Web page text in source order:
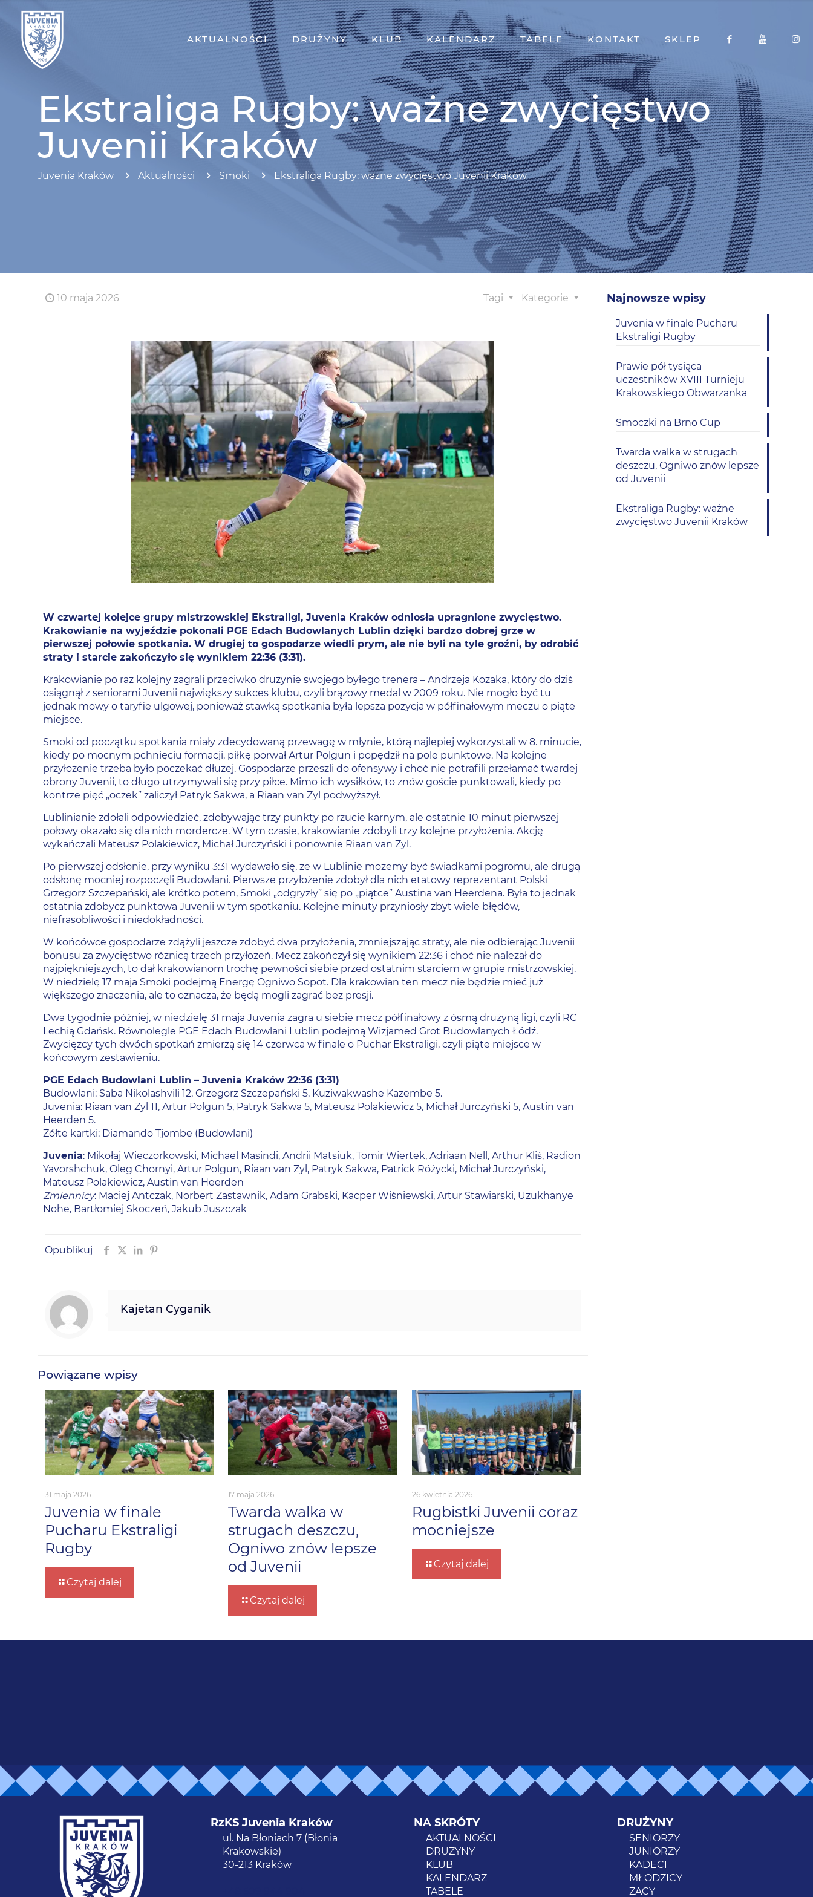
AKTUALNOŚCI DRUŻYNY KLUB KALENDARZ TABELE KONTAKT SKLEP
Ekstraliga Rugby: ważne zwycięstwo
Juvenii Kraków
Juvenia Kraków Aktualności Smoki Ekstraliga Rugby: ważne zwycięstwo Juvenii Kraków
10 maja 2026 Kategorie
Tagi
W czwartej kolejce grupy mistrzowskiej Ekstraligi, Juvenia Kraków odniosła upragnione zwycięstwo.
Krakowianie na wyjeździe pokonali PGE Edach Budowlanych Lublin dzięki bardzo dobrej grze w
pierwszej połowie spotkania. W drugiej to gospodarze wiedli prym, ale nie byli na tyle groźni, by odrobić
straty i starcie zakończyło się wynikiem 22:36 (3:31).
Krakowianie po raz kolejny zagrali przeciwko drużynie swojego byłego trenera – Andrzeja Kozaka, który do dziś
osiągnął z seniorami Juvenii największy sukces klubu, czyli brązowy medal w 2009 roku. Nie mogło być tu
jednak mowy o taryfie ulgowej, ponieważ stawką spotkania była lepsza pozycja w półfinałowym meczu o piąte
miejsce.
Smoki od początku spotkania miały zdecydowaną przewagę w młynie, którą najlepiej wykorzystali w 8. minucie,
kiedy po mocnym pchnięciu formacji, piłkę porwał Artur Polgun i popędził na pole punktowe. Na kolejne
przyłożenie trzeba było poczekać dłużej. Gospodarze przeszli do ofensywy i choć nie potrafili przełamać twardej
obrony Juvenii, to długo utrzymywali się przy piłce. Mimo ich wysiłków, to znów goście punktowali, kiedy po
kontrze pięć „oczek” zaliczył Patryk Sakwa, a Riaan van Zyl podwyższył.
Lublinianie zdołali odpowiedzieć, zdobywając trzy punkty po rzucie karnym, ale ostatnie 10 minut pierwszej
połowy okazało się dla nich mordercze. W tym czasie, krakowianie zdobyli trzy kolejne przyłożenia. Akcję
wykańczali Mateusz Polakiewicz, Michał Jurczyński i ponownie Riaan van Zyl.
Po pierwszej odsłonie, przy wyniku 3:31 wydawało się, że w Lublinie możemy być świadkami pogromu, ale drugą
odsłonę mocniej rozpoczęli Budowlani. Pierwsze przyłożenie zdobył dla nich etatowy reprezentant Polski
Grzegorz Szczepański, ale krótko potem, Smoki „odgryzły” się po „piątce” Austina van Heerdena. Była to jednak
ostatnia zdobycz punktowa Juvenii w tym spotkaniu. Kolejne minuty przyniosły zbyt wiele błędów,
niefrasobliwości i niedokładności.
W końcówce gospodarze zdążyli jeszcze zdobyć dwa przyłożenia, zmniejszając straty, ale nie odbierając Juvenii
bonusu za zwycięstwo różnicą trzech przyłożeń. Mecz zakończył się wynikiem 22:36 i choć nie należał do
najpiękniejszych, to dał krakowianom trochę pewności siebie przed ostatnim starciem w grupie mistrzowskiej.
W niedzielę 17 maja Smoki podejmą Energę Ogniwo Sopot. Dla krakowian ten mecz nie będzie mieć już
większego znaczenia, ale to oznacza, że będą mogli zagrać bez presji.
Dwa tygodnie później, w niedzielę 31 maja Juvenia zagra u siebie mecz półfinałowy z ósmą drużyną ligi, czyli RC
Lechią Gdańsk. Równolegle PGE Edach Budowlani Lublin podejmą Wizjamed Grot Budowlanych Łódź.
Zwycięzcy tych dwóch spotkań zmierzą się 14 czerwca w finale o Puchar Ekstraligi, czyli piąte miejsce w
końcowym zestawieniu.
PGE Edach Budowlani Lublin – Juvenia Kraków 22:36 (3:31)
Budowlani: Saba Nikolashvili 12, Grzegorz Szczepański 5, Kuziwakwashe Kazembe 5.
Juvenia: Riaan van Zyl 11, Artur Polgun 5, Patryk Sakwa 5, Mateusz Polakiewicz 5, Michał Jurczyński 5, Austin van
Heerden 5.
Żółte kartki: Diamando Tjombe (Budowlani)
Juvenia: Mikołaj Wieczorkowski, Michael Masindi, Andrii Matsiuk, Tomir Wiertek, Adriaan Nell, Arthur Kliś, Radion
Yavorshchuk, Oleg Chornyi, Artur Polgun, Riaan van Zyl, Patryk Sakwa, Patrick Różycki, Michał Jurczyński,
Mateusz Polakiewicz, Austin van Heerden
Zmiennicy: Maciej Antczak, Norbert Zastawnik, Adam Grabski, Kacper Wiśniewski, Artur Stawiarski, Uzukhanye
Nohe, Bartłomiej Skoczeń, Jakub Juszczak
Opublikuj
Kajetan Cyganik
Powiązane wpisy
31 maja 2026
Juvenia w finale
Pucharu Ekstraligi
Rugby
Czytaj dalej
17 maja 2026
Twarda walka w
strugach deszczu,
Ogniwo znów lepsze
od Juvenii
Czytaj dalej
26 kwietnia 2026
Rugbistki Juvenii coraz
mocniejsze
Czytaj dalej
Najnowsze wpisy
Juvenia w finale Pucharu
Ekstraligi Rugby
Prawie pół tysiąca
uczestników XVIII Turnieju
Krakowskiego Obwarzanka
Smoczki na Brno Cup
Twarda walka w strugach
deszczu, Ogniwo znów lepsze
od Juvenii
Ekstraliga Rugby: ważne
zwycięstwo Juvenii Kraków
RzKS Juvenia Kraków
ul. Na Błoniach 7 (Błonia
Krakowskie)
30-213 Kraków
NA SKRÓTY
AKTUALNOŚCI
DRUŻYNY
KLUB
KALENDARZ
TABELE
DRUŻYNY
SENIORZY
JUNIORZY
KADECI
MŁODZICY
ŻACY